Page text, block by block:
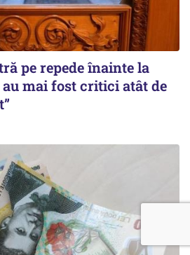
pe repede înainte la
au mai fost critici atât de